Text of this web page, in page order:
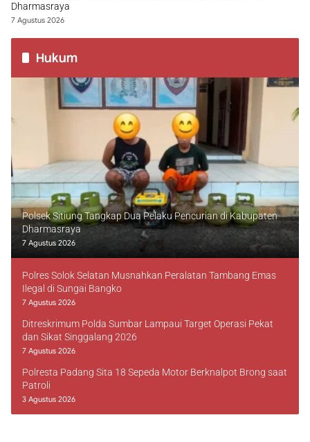
Dharmasraya
7 Agustus 2026
Hukum
Polsek Sitiung Tangkap Dua Pelaku Pencurian di Kabupaten
Dharmasraya
7 Agustus 2026
Polres Solok Selatan Musnahkan Peralatan Tambang Emas
Ilegal di Sungai Bangko
7 Agustus 2026
Ditreskrimum Polda Sumbar Lampaui Target Operasi Pekat
dan Sikat Singgalang 2026
7 Agustus 2026
Polresta Padang Sita 18 Sepeda Motor Berknalpot Brong saat
Patroli
3 Agustus 2026